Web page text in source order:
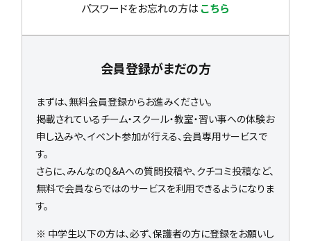
パスワードをお忘れの方は こちら
会員登録がまだの方
まずは、無料会員登録からお進みください。
掲載されているチーム・スクール・教室・習い事への体験お
申し込みや、イベント参加が行える、会員専用サービスで
す。
さらに、みんなのQ＆Aへの質問投稿や、クチコミ投稿など、
無料で会員ならではのサービスを利用できるようになりま
す。
※ 中学生以下の方は、必ず、保護者の方に登録をお願いし